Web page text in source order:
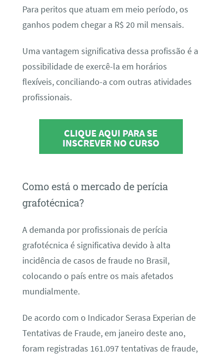
Para peritos que atuam em meio período, os
ganhos podem chegar a R$ 20 mil mensais.
Uma vantagem significativa dessa profissão é a
possibilidade de exercê-la em horários
flexíveis, conciliando-a com outras atividades
profissionais.
CLIQUE AQUI PARA SE
INSCREVER NO CURSO
Como está o mercado de perícia
grafotécnica?
A demanda por profissionais de perícia
grafotécnica é significativa devido à alta
incidência de casos de fraude no Brasil,
colocando o país entre os mais afetados
mundialmente.
De acordo com o Indicador Serasa Experian de
Tentativas de Fraude, em janeiro deste ano,
foram registradas 161.097 tentativas de fraude,